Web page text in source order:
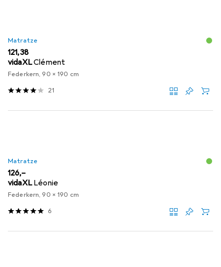
Matratze
EUR
121,38
vidaXLClément
Federkern, 90 x 190 cm
21
Matratze
EUR
126,–
vidaXL Léonie
Federkern, 90 x 190 cm
6